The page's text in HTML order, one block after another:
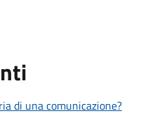
di una comunicazione?